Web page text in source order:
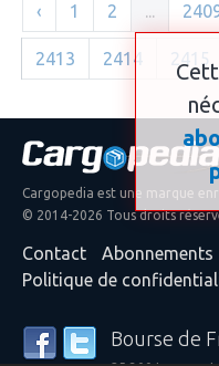
‹ 1 2 ...
2413 2414 2415
Cargopedia est une marque
© 2014-2026 Tous droits
Contact Abonnements
Politique de
Bourse de